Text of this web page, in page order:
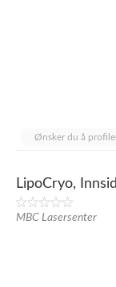
Ønsker du å
LipoCryo,
MBC Lasersenter